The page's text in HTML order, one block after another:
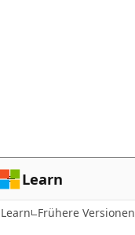
Learn
Learn Frühere Versionen